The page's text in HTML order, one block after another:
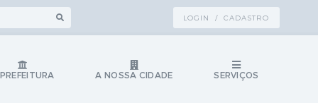
LOGIN / CADASTRO
A NOSSA CIDADE SERVIÇOS